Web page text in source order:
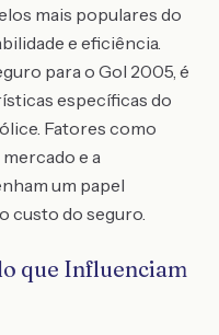
mais populares do
e eficiência.
para o Gol 2005, é
específicas do
Fatores como
e a
um papel
custo do seguro.
que Influenciam